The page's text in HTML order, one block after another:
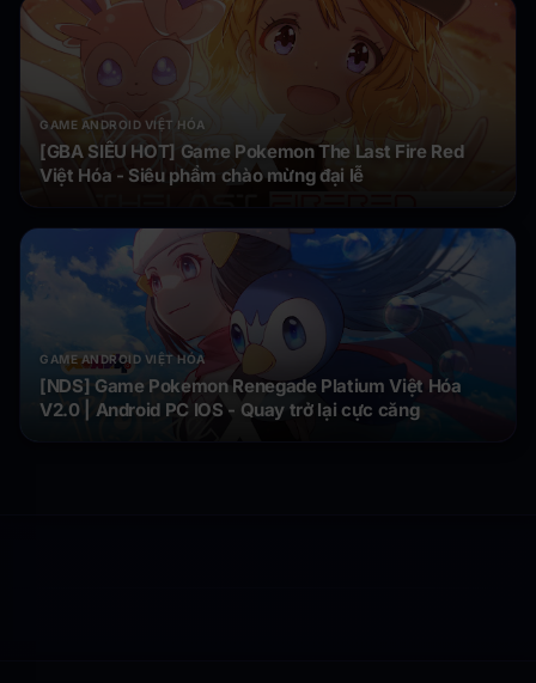
GAME ANDROID VIỆT HÓA
[GBA SIÊU HOT] Game Pokemon The Last Fire Red
Việt Hóa - Siêu phẩm chào mừng đại lễ
GAME ANDROID VIỆT HÓA
[NDS] Game Pokemon Renegade Platium Việt Hóa
V2.0 | Android PC IOS - Quay trở lại cực căng